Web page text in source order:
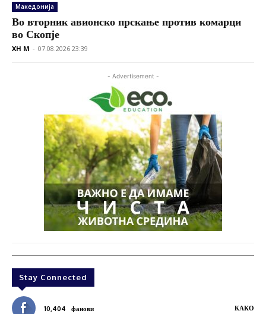
Македонија
Во вторник авионско прскање против комарци
во Скопје
XH M - 07.08.2026 23:39
- Advertisement -
Stay Connected
10,404 фанови КАКО